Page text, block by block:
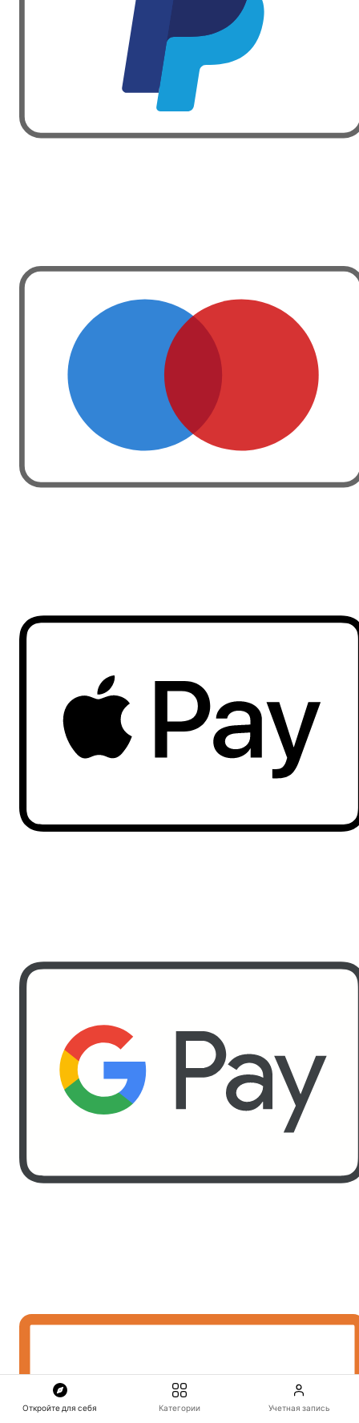
Откройте для себя Категории Учетная запись